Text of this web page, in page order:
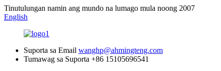
Tinutulungan namin ang mundo na lumago mula noong 2007
English
Suporta sa Email wanghp@ahmingteng.com
Tumawag sa Suporta +86 15105696541